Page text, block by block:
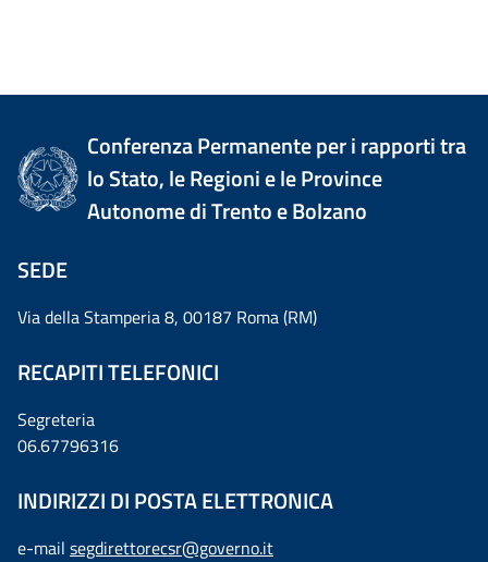
Conferenza Permanente per i rapporti tra
lo Stato, le Regioni e le Province
Autonome di Trento e Bolzano
SEDE
Via della Stamperia 8, 00187 Roma (RM)
RECAPITI TELEFONICI
Segreteria
06.67796316
INDIRIZZI DI POSTA ELETTRONICA
e-mail segdirettorecsr@governo.it